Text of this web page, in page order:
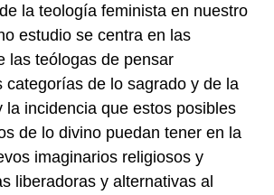
la teología feminista en nuestro
estudio se centra en las
las teólogas de pensar
categorías de lo sagrado y de la
la incidencia que estos posibles
de lo divino puedan tener en la
imaginarios religiosos y
liberadoras y alternativas al